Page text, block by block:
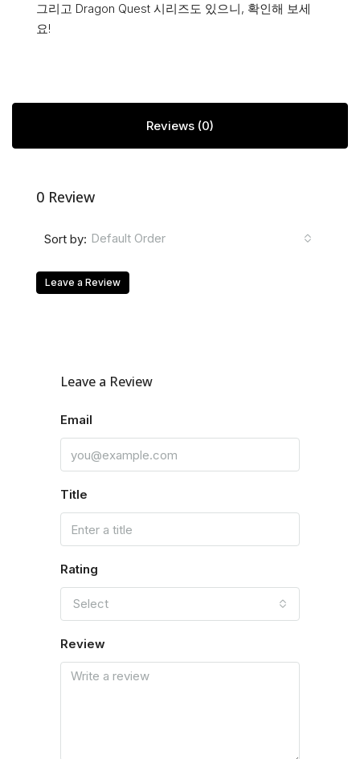
그리고 Dragon Quest 시리즈도 있으니, 확인해 보세
요!
Reviews (0)
0 Review
Sort by: Default Order
Leave a Review
Leave a Review
Email
Title
Rating
Select
Review